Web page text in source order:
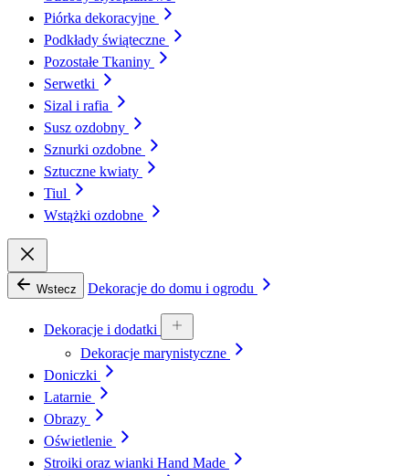
Piórka dekoracyjne
Podkłady świąteczne
Pozostałe Tkaniny
Serwetki
Sizal i rafia
Susz ozdobny
Sznurki ozdobne
Sztuczne kwiaty
Tiul
Wstążki ozdobne
Wstecz Dekoracje do domu i ogrodu
Dekoracje i dodatki
Dekoracje marynistyczne
Doniczki
Latarnie
Obrazy
Oświetlenie
Stroiki oraz wianki Hand Made